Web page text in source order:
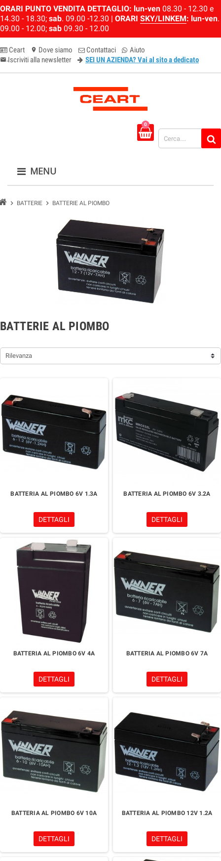
ORARI PUNTO VENDITA DETTAGLIO: lun-ven 08.30 - 12.30 e
14.30 - 18.30; sab. 09.00 -12.30 | ORARI SKY/LINKEM: lun-ven.
09.00 - 12.00; sab 09.30 - 12.00
Ceart location_on Dove siamo Contattaci Aiuto
email-newsletter
Iscriviti alla newsletter SEI UN AZIENDA? Vai al sito a dedicato
0
MENU
chevron_right BATTERIE chevron_right BATTERIE AL PIOMBO
BATTERIE AL PIOMBO
Rilevanza
BATTERIA AL PIOMBO 6V 1.3A
DETTAGLI
BATTERIA AL PIOMBO 6V 3.2A
DETTAGLI
BATTERIA AL PIOMBO 6V 4A
DETTAGLI
BATTERIA AL PIOMBO 6V 7A
DETTAGLI
BATTERIA AL PIOMBO 6V 10A
DETTAGLI
BATTERIA AL PIOMBO 12V 1.2A
DETTAGLI